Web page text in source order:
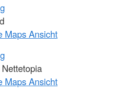
Maps Ansicht
Maps Ansicht